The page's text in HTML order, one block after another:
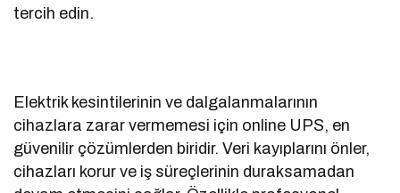
tercih edin.
Elektrik kesintilerinin ve dalgalanmalarının
cihazlara zarar vermemesi için online UPS, en
güvenilir çözümlerden biridir. Veri kayıplarını önler,
cihazları korur ve iş süreçlerinin duraksamadan